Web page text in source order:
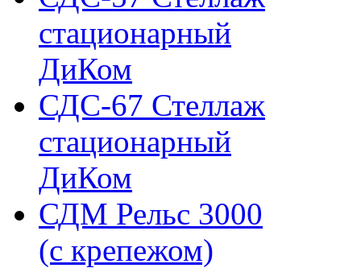
стационарный
ДиКом
СДС-67 Стеллаж
стационарный
ДиКом
СДМ Рельс 3000
(с крепежом)